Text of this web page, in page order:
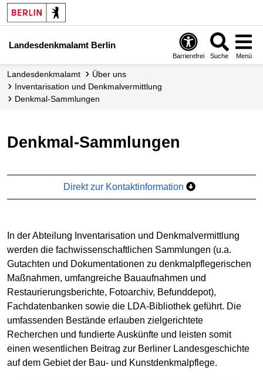
Landesdenkmalamt Berlin
Barrierefrei Suche Menü
Landesdenkmalamt
Über uns
Inventarisation und Denkmal­vermittlung
Denkmal-Sammlungen
Denkmal-Sammlungen
Direkt zur Kontaktinformation
In der Abteilung Inventarisation und Denkmalvermittlung
werden die fachwissenschaftlichen Sammlungen (u.a.
Gutachten und Dokumentationen zu denkmalpflegerischen
Maßnahmen, umfangreiche Bauaufnahmen und
Restaurierungsberichte, Fotoarchiv, Befunddepot),
Fachdatenbanken sowie die LDA-Bibliothek geführt. Die
umfassenden Bestände erlauben zielgerichtete
Recherchen und fundierte Auskünfte und leisten somit
einen wesentlichen Beitrag zur Berliner Landesgeschichte
auf dem Gebiet der Bau- und Kunstdenkmalpflege.